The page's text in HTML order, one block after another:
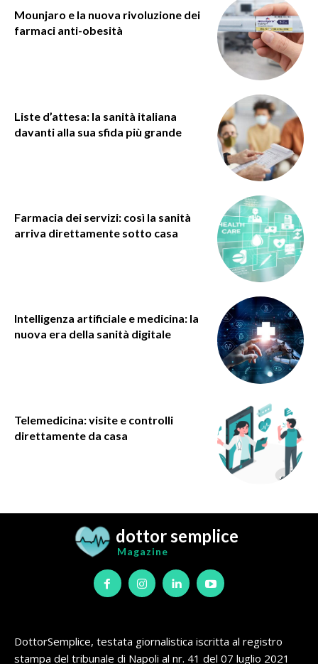
Mounjaro e la nuova rivoluzione dei
farmaci anti-obesità
Liste d’attesa: la sanità italiana
davanti alla sua sfida più grande
Farmacia dei servizi: così la sanità
arriva direttamente sotto casa
Intelligenza artificiale e medicina: la
nuova era della sanità digitale
Telemedicina: visite e controlli
direttamente da casa
dottor semplice
Magazine
DottorSemplice, testata giornalistica iscritta al registro
stampa del tribunale di Napoli al nr. 41 del 07 luglio 2021